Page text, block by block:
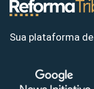
Sua plataforma